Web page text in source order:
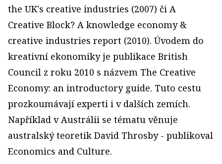
the UK's creative industries (2007) či A
Creative Block? A knowledge economy &
creative industries report (2010). Úvodem do
kreativní ekonomiky je publikace British
Council z roku 2010 s názvem The Creative
Economy: an introductory guide. Tuto cestu
prozkoumávají experti i v dalších zemích.
Například v Austrálii se tématu věnuje
australský teoretik David Throsby - publikoval
Economics and Culture.